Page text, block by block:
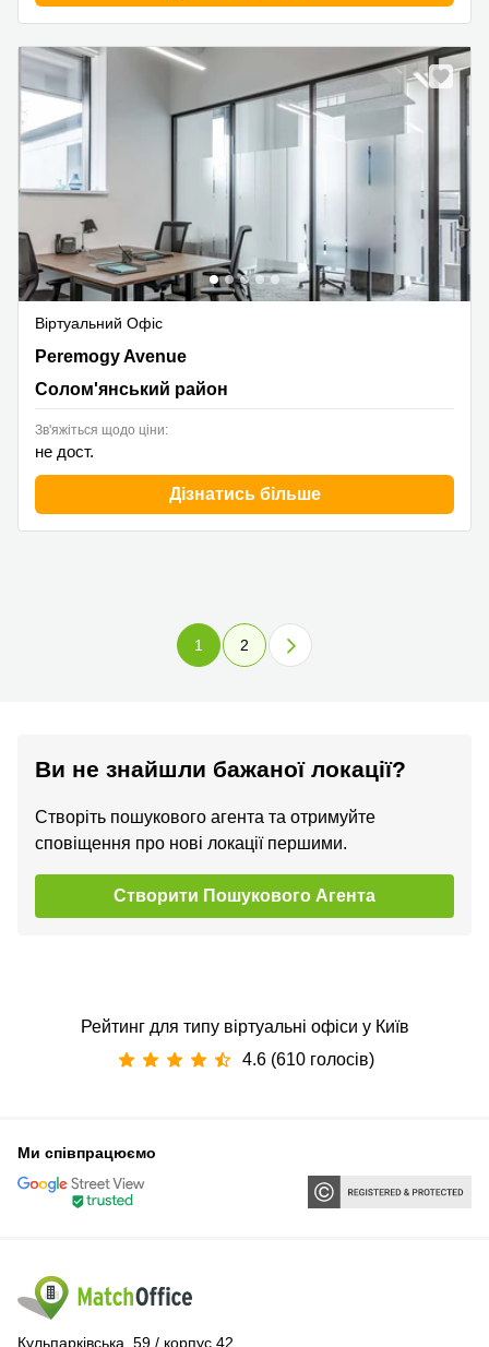
Віртуальний Офіс
53 Peremogy Avenue, Солом'янський район
Peremogy Avenue
Солом'янський район
Зв'яжіться щодо ціни:
не дост.
Дізнатись більше
1 2
Ви не знайшли бажаної локації?
Створіть пошукового агента та отримуйте
сповіщення про нові локації першими.
Створити Пошукового Агента
Рейтинг для типу віртуальні офіси у Київ
4.6 (610 голосів)
Ми співпрацюємо
Кульпарківська, 59 / корпус 42